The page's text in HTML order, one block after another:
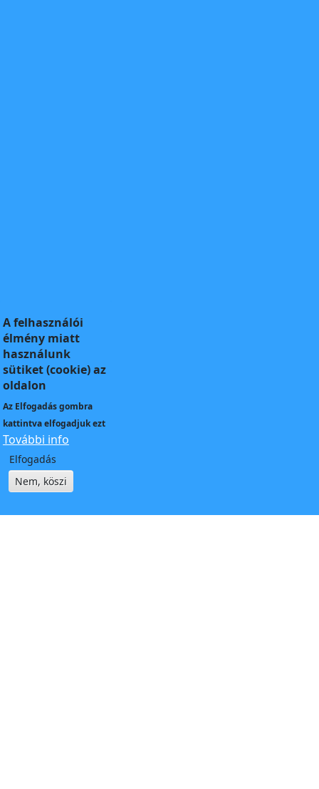
A felhasználói
élmény miatt
használunk
sütiket (cookie) az
oldalon
Az Elfogadásgombra
kattintva elfogadjuk ezt
További info
Elfogadás
Nem, köszi